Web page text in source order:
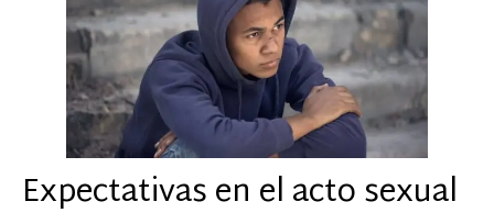
Expectativas en el acto sexual